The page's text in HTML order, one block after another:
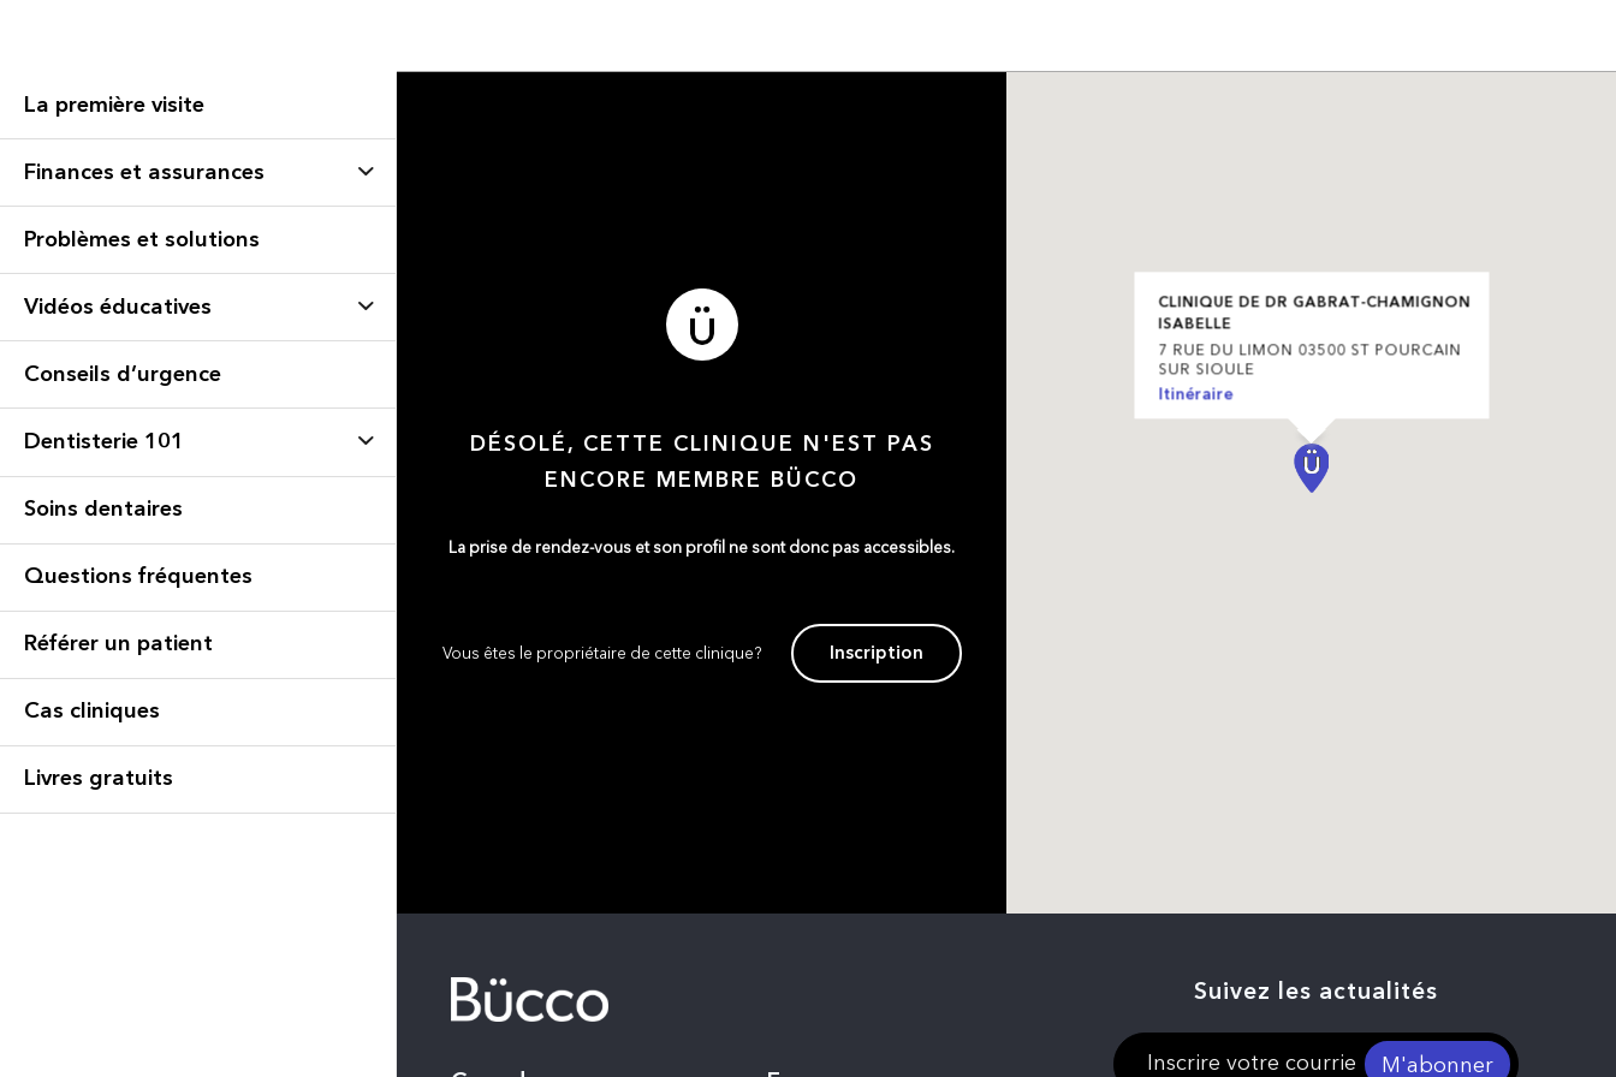
La première visite
Finances et assurances
Problèmes et solutions
Vidéos éducatives
Conseils d’urgence
Dentisterie 101
Soins dentaires
Questions fréquentes
Référer un patient
Cas cliniques
Livres gratuits
DÉSOLÉ, CETTE CLINIQUE N'EST PAS
ENCORE MEMBRE BÜCCO
La prise de rendez-vous et son profil ne sont donc pas accessibles.
Vous êtes le propriétaire de cette clinique? Inscription
CLINIQUE DE DR GABRAT-CHAMIGNON
ISABELLE
7 RUE DU LIMON 03500 ST POURCAIN
SUR SIOULE
Itinéraire
Suivez les actualités
M'abonner